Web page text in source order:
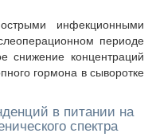
инфекционными
периоде
снижение концентраций
гормона в сыворотке
в питании на
спектра